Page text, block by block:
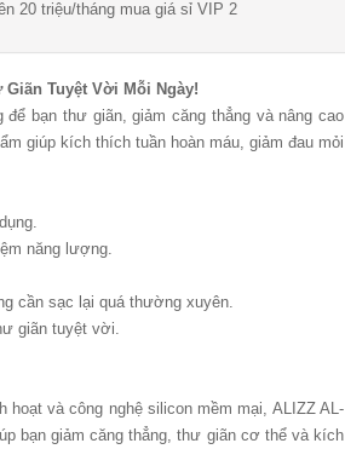
20 triệu/tháng mua giá sỉ VIP 2
Giãn Tuyệt Vời Mỗi Ngày!
bạn thư giãn, giảm căng thẳng và nâng cao
giúp kích thích tuần hoàn máu, giảm đau mỏi
năng lượng.
cần sạc lại quá thường xuyên.
giãn tuyệt vời.
hoạt và công nghệ silicon mềm mại, ALIZZ AL-
bạn giảm căng thẳng, thư giãn cơ thể và kích